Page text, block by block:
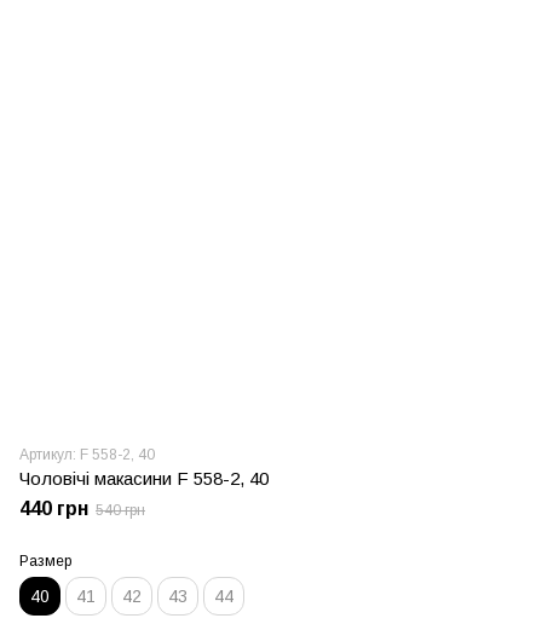
Артикул: F 558-2, 40
Чоловічі макасини F 558-2, 40
440 грн 540 грн
Размер
40 41 42 43 44